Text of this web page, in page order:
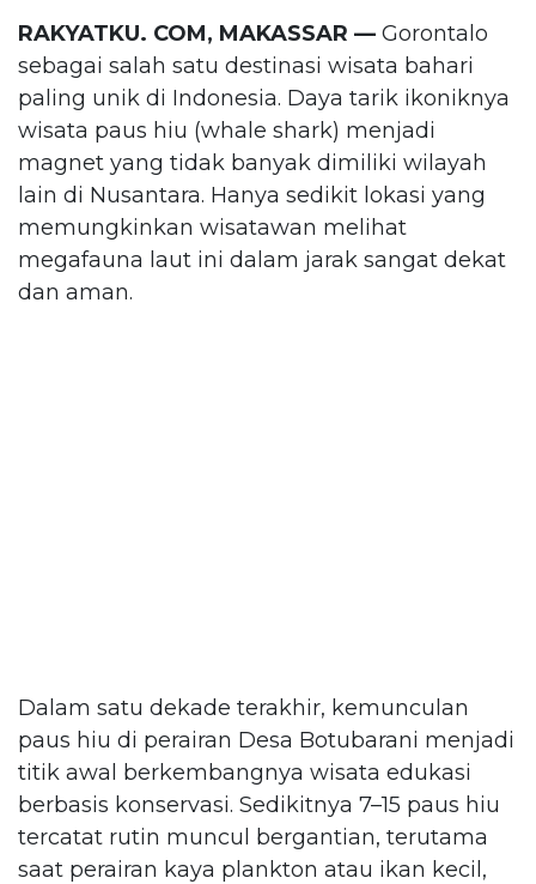
RAKYATKU. COM, MAKASSAR — Gorontalo
sebagai salah satu destinasi wisata bahari
paling unik di Indonesia. Daya tarik ikoniknya
wisata paus hiu (whale shark) menjadi
magnet yang tidak banyak dimiliki wilayah
lain di Nusantara. Hanya sedikit lokasi yang
memungkinkan wisatawan melihat
megafauna laut ini dalam jarak sangat dekat
dan aman.
Dalam satu dekade terakhir, kemunculan
paus hiu di perairan Desa Botubarani menjadi
titik awal berkembangnya wisata edukasi
berbasis konservasi. Sedikitnya 7–15 paus hiu
tercatat rutin muncul bergantian, terutama
saat perairan kaya plankton atau ikan kecil,